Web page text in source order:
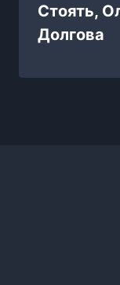
Стоять,
Долгова